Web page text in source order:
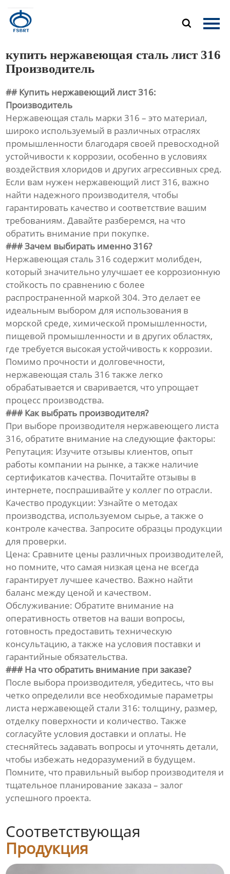

Главная
Новости
Контакты
купить нержавеющая сталь лист 316
Производитель
## Купить нержавеющий лист 316:
Производитель
Нержавеющая сталь марки 316 – это материал,
широко используемый в различных отраслях
промышленности благодаря своей превосходной
устойчивости к коррозии, особенно в условиях
воздействия хлоридов и других агрессивных сред.
Если вам нужен нержавеющий лист 316, важно
найти надежного производителя, чтобы
гарантировать качество и соответствие вашим
требованиям. Давайте разберемся, на что
обратить внимание при покупке.
### Зачем выбирать именно 316?
Нержавеющая сталь 316 содержит молибден,
который значительно улучшает ее коррозионную
стойкость по сравнению с более
распространенной маркой 304. Это делает ее
идеальным выбором для использования в
морской среде, химической промышленности,
пищевой промышленности и в других областях,
где требуется высокая устойчивость к коррозии.
Помимо прочности и долговечности,
нержавеющая сталь 316 также легко
обрабатывается и сваривается, что упрощает
процесс производства.
### Как выбрать производителя?
При выборе производителя нержавеющего листа
316, обратите внимание на следующие факторы:
Репутация: Изучите отзывы клиентов, опыт
работы компании на рынке, а также наличие
сертификатов качества. Почитайте отзывы в
интернете, поспрашивайте у коллег по отрасли.
Качество продукции: Узнайте о методах
производства, используемом сырье, а также о
контроле качества. Запросите образцы продукции
для проверки.
Цена: Сравните цены различных производителей,
но помните, что самая низкая цена не всегда
гарантирует лучшее качество. Важно найти
баланс между ценой и качеством.
Обслуживание: Обратите внимание на
оперативность ответов на ваши вопросы,
готовность предоставить техническую
консультацию, а также на условия поставки и
гарантийные обязательства.
### На что обратить внимание при заказе?
После выбора производителя, убедитесь, что вы
четко определили все необходимые параметры
листа нержавеющей стали 316: толщину, размер,
отделку поверхности и количество. Также
согласуйте условия доставки и оплаты. Не
стесняйтесь задавать вопросы и уточнять детали,
чтобы избежать недоразумений в будущем.
Помните, что правильный выбор производителя и
тщательное планирование заказа – залог
успешного проекта.
Соответствующая
Продукция